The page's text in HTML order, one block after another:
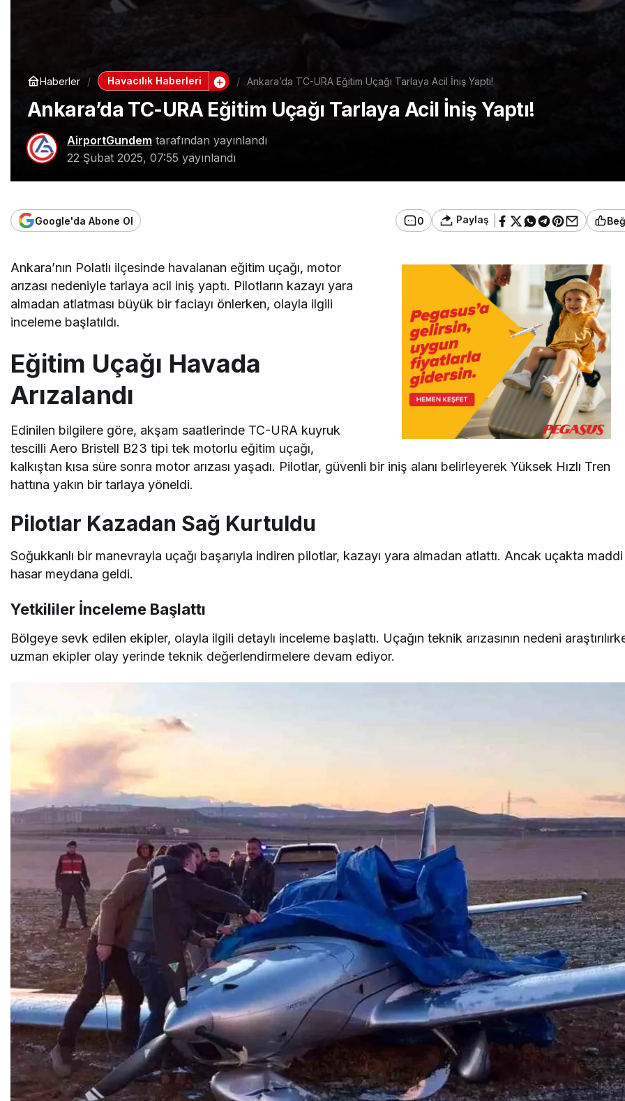
Haberler Havacılık Haberleri Ankara’da TC-URA Eğitim Uçağı Tarlaya Acil İniş Yaptı!
Ankara’da TC-URA Eğitim Uçağı Tarlaya Acil İniş Yaptı!
AirportGundem tarafından yayınlandı
22 Şubat 2025, 07:55 yayınlandı
Google'da Abone Ol 0 Paylaş
Ankara’nın Polatlı ilçesinde havalanan eğitim uçağı, motor
arızası nedeniyle tarlaya acil iniş yaptı. Pilotların kazayı yara
almadan atlatması büyük bir faciayı önlerken, olayla ilgili
inceleme başlatıldı.
Eğitim Uçağı Havada
Arızalandı
Edinilen bilgilere göre, akşam saatlerinde TC-URA kuyruk
tescilli Aero Bristell B23 tipi tek motorlu eğitim uçağı,
kalkıştan kısa süre sonra motor arızası yaşadı. Pilotlar, güvenli bir iniş alanı belirleyerek Yüksek Hızlı Tren
hattına yakın bir tarlaya yöneldi.
Pilotlar Kazadan Sağ Kurtuldu
Soğukkanlı bir manevrayla uçağı başarıyla indiren pilotlar, kazayı yara almadan atlattı. Ancak uçakta maddi
hasar meydana geldi.
Yetkililer İnceleme Başlattı
Bölgeye sevk edilen ekipler, olayla ilgili detaylı inceleme başlattı. Uçağın teknik arızasının nedeni
uzman ekipler olay yerinde teknik değerlendirmelere devam ediyor.